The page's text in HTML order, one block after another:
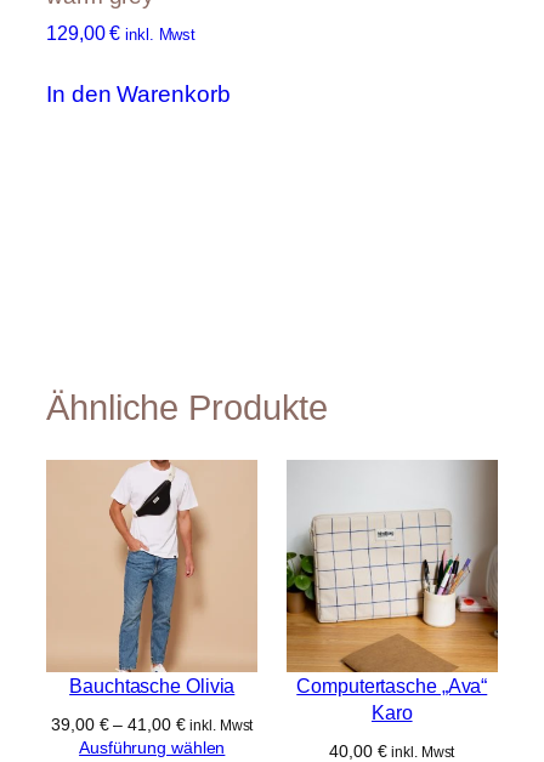
129,00€ inkl. Mwst
In den Warenkorb
Ähnliche Produkte
Bauchtasche Olivia
39,00 €–41,00 € inkl. Mwst
Ausführung wählen
Computertasche „Ava“
Karo
40,00 € inkl. Mwst